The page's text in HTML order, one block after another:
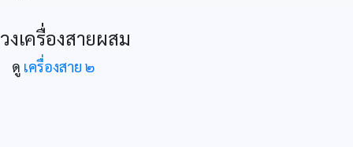
วงเครื่องสายผสม
ดู เครื่องสาย ๒